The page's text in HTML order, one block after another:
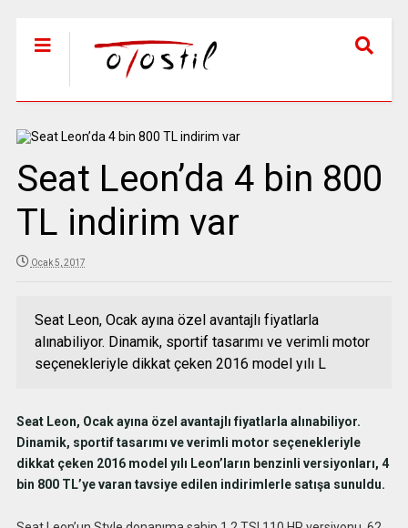
Seat Leon’da 4 bin 800
TL indirim var
Ocak 5, 2017
Seat Leon, Ocak ayına özel avantajlı fiyatlarla
alınabiliyor. Dinamik, sportif tasarımı ve verimli motor
seçenekleriyle dikkat çeken 2016 model yılı L
Seat Leon, Ocak ayına özel avantajlı fiyatlarla alınabiliyor.
Dinamik, sportif tasarımı ve verimli motor seçenekleriyle
dikkat çeken 2016 model yılı Leon’ların benzinli versiyonları, 4
bin 800 TL’ye varan tavsiye edilen indirimlerle satışa sunuldu.